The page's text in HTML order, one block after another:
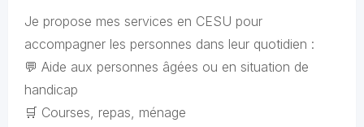
Je propose mes services en CESU pour
accompagner les personnes dans leur quotidien :
💬 Aide aux personnes âgées ou en situation de
handicap
🛒 Courses, repas, ménage